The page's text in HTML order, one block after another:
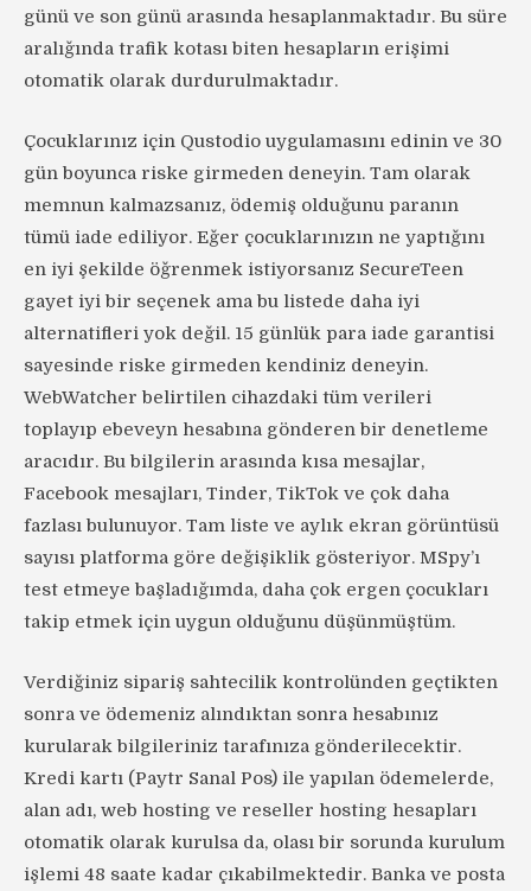
günü ve son günü arasında hesaplanmaktadır. Bu süre
aralığında trafik kotası biten hesapların erişimi
otomatik olarak durdurulmaktadır.
Çocuklarınız için Qustodio uygulamasını edinin ve 30
gün boyunca riske girmeden deneyin. Tam olarak
memnun kalmazsanız, ödemiş olduğunu paranın
tümü iade ediliyor. Eğer çocuklarınızın ne yaptığını
en iyi şekilde öğrenmek istiyorsanız SecureTeen
gayet iyi bir seçenek ama bu listede daha iyi
alternatifleri yok değil. 15 günlük para iade garantisi
sayesinde riske girmeden kendiniz deneyin.
WebWatcher belirtilen cihazdaki tüm verileri
toplayıp ebeveyn hesabına gönderen bir denetleme
aracıdır. Bu bilgilerin arasında kısa mesajlar,
Facebook mesajları, Tinder, TikTok ve çok daha
fazlası bulunuyor. Tam liste ve aylık ekran görüntüsü
sayısı platforma göre değişiklik gösteriyor. MSpy’ı
test etmeye başladığımda, daha çok ergen çocukları
takip etmek için uygun olduğunu düşünmüştüm.
Verdiğiniz sipariş sahtecilik kontrolünden geçtikten
sonra ve ödemeniz alındıktan sonra hesabınız
kurularak bilgileriniz tarafınıza gönderilecektir.
Kredi kartı (Paytr Sanal Pos) ile yapılan ödemelerde,
alan adı, web hosting ve reseller hosting hesapları
otomatik olarak kurulsa da, olası bir sorunda kurulum
işlemi 48 saate kadar çıkabilmektedir. Banka ve posta